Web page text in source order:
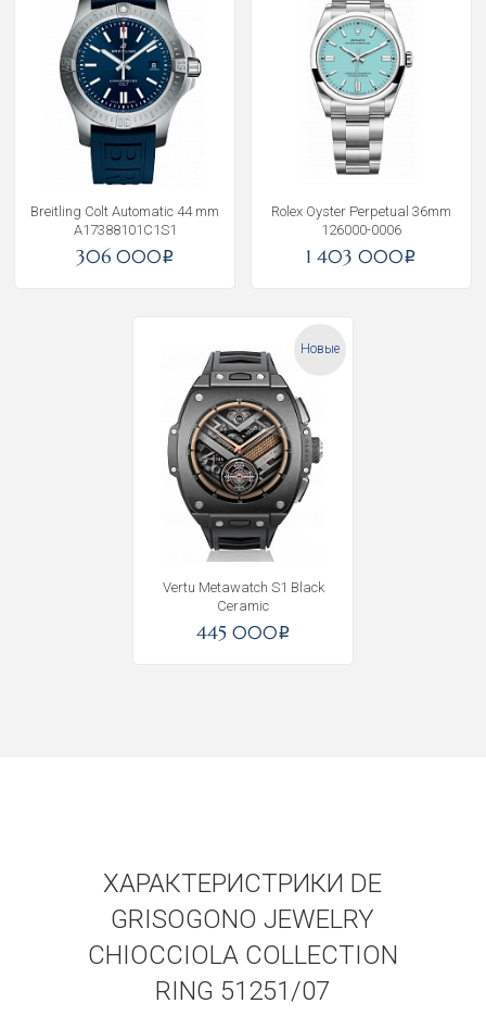
Breitling Colt Automatic 44 mm
A17388101C1S1
306 000i
Rolex Oyster Perpetual 36mm
126000-0006
1 403 000i
Новые
Vertu Metawatch S1 Black
Ceramic
445 000i
ХАРАКТЕРИСТРИКИ DE
GRISOGONO JEWELRY
CHIOCCIOLA COLLECTION
RING 51251/07
Получать на почту